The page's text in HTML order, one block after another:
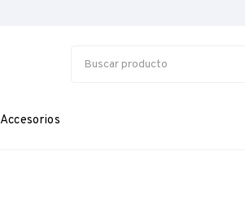
Accesorios